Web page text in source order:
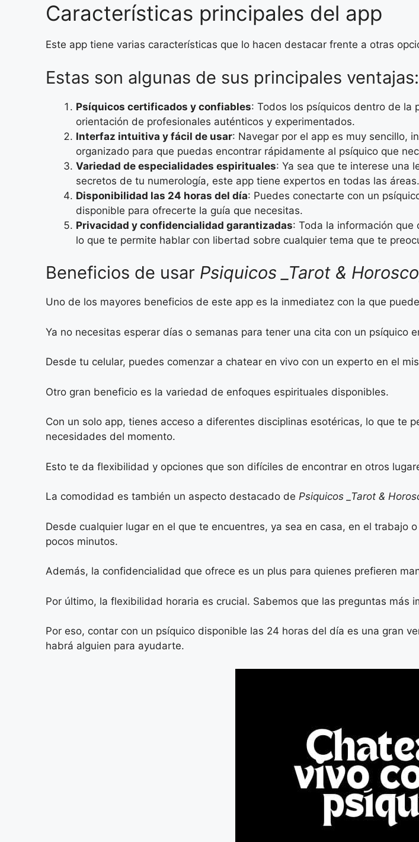
Características principales del app
Este app tiene varias características que lo hacen destacar frente a otras
Estas son algunas de sus principales ventajas:
Psíquicos certificados y confiables: Todos los psíquicos dentro de la
orientación de profesionales auténticos y experimentados.
Interfaz intuitiva y fácil de usar: Navegar por el app es muy sencillo,
organizado para que puedas encontrar rápidamente al psíquico que
Variedad de especialidades espirituales: Ya sea que te interese una
secretos de tu numerología, este app tiene expertos en todas las áreas.
Disponibilidad las 24 horas del día: Puedes conectarte con un
disponible para ofrecerte la guía que necesitas.
Privacidad y confidencialidad garantizadas: Toda la información
lo que te permite hablar con libertad sobre cualquier tema que te
Beneficios de usar Psiquicos _Tarot &
Uno de los mayores beneficios de este app es la inmediatez con la que
Ya no necesitas esperar días o semanas para tener una cita con un psíquico
Desde tu celular, puedes comenzar a chatear en vivo con un experto en el
Otro gran beneficio es la variedad de enfoques espirituales disponibles.
Con un solo app, tienes acceso a diferentes disciplinas esotéricas, lo que te
necesidades del momento.
Esto te da flexibilidad y opciones que son difíciles de encontrar en otros
La comodidad es también un aspecto destacado de Psiquicos _Tarot &
Desde cualquier lugar en el que te encuentres, ya sea en casa, en el trabajo
pocos minutos.
Además, la confidencialidad que ofrece es un plus para quienes prefieren
Por último, la flexibilidad horaria es crucial. Sabemos que las preguntas
Por eso, contar con un psíquico disponible las 24 horas del día es una gran
habrá alguien para ayudarte.